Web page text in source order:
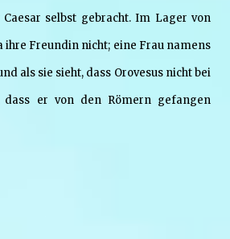
selbst gebracht. Im Lager von
ihre Freundin nicht; eine Frau namens
als sie sieht, dass Orovesus nicht bei
er von den Römern gefangen